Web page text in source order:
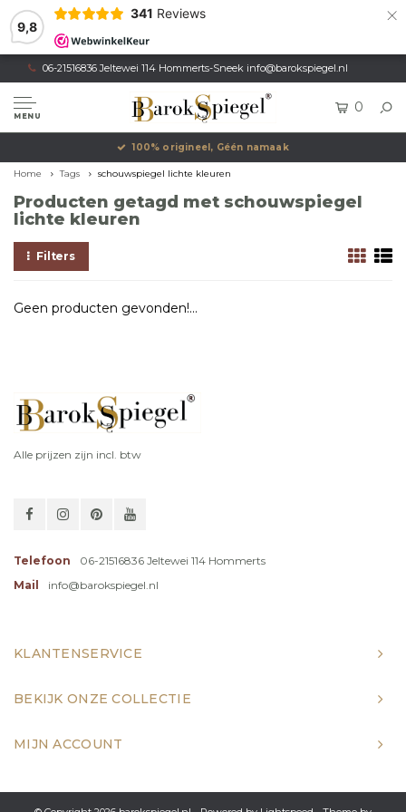
9,8
341 Reviews ×
06-21516836 Jeltewei 114 Hommerts-Sneek info@barokspiegel.nl
MENU
0
100% origineel, Géén namaak
Home Tags schouwspiegel lichte kleuren
Producten getagd met schouwspiegel
lichte kleuren
Filters
Geen producten gevonden!...
Alle prijzen zijn incl. btw
Telefoon
06-21516836 Jeltewei 114 Hommerts
Mail
info@barokspiegel.nl
KLANTENSERVICE
BEKIJK ONZE COLLECTIE
MIJN ACCOUNT